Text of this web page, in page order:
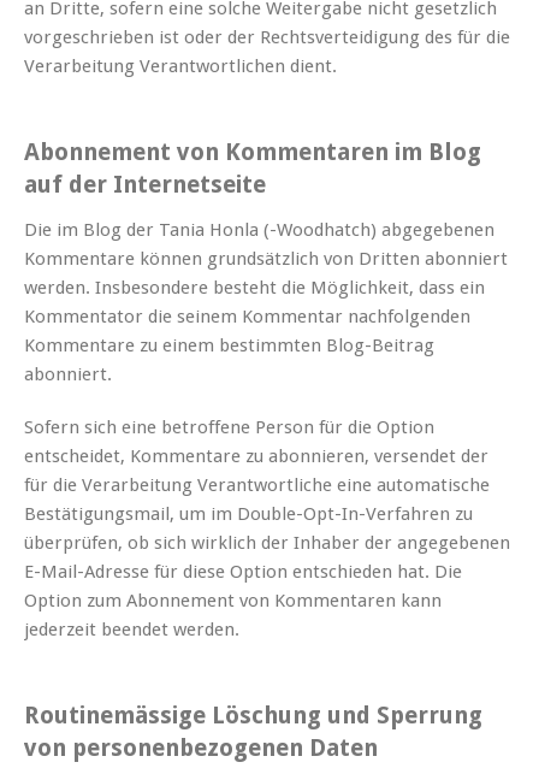
an Dritte, sofern eine solche Weitergabe nicht gesetzlich
vorgeschrieben ist oder der Rechtsverteidigung des für die
Verarbeitung Verantwortlichen dient.
Abonnement von Kommentaren im Blog
auf der Internetseite
Die im Blog der Tania Honla (-Woodhatch) abgegebenen
Kommentare können grundsätzlich von Dritten abonniert
werden. Insbesondere besteht die Möglichkeit, dass ein
Kommentator die seinem Kommentar nachfolgenden
Kommentare zu einem bestimmten Blog-Beitrag
abonniert.
Sofern sich eine betroffene Person für die Option
entscheidet, Kommentare zu abonnieren, versendet der
für die Verarbeitung Verantwortliche eine automatische
Bestätigungsmail, um im Double-Opt-In-Verfahren zu
überprüfen, ob sich wirklich der Inhaber der angegebenen
E-Mail-Adresse für diese Option entschieden hat. Die
Option zum Abonnement von Kommentaren kann
jederzeit beendet werden.
Routinemässige Löschung und Sperrung
von personenbezogenen Daten